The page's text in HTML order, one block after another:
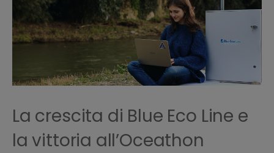
La crescita di Blue Eco Line e
la vittoria all’Oceathon